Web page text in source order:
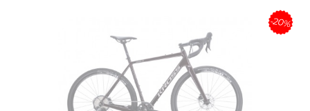
-20%